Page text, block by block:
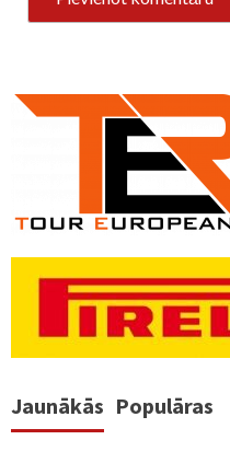
Jaunākās Populāras